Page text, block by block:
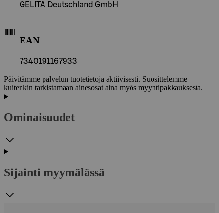
GELITA Deutschland GmbH
EAN
7340191167933
Päivitämme palvelun tuotetietoja aktiivisesti. Suosittelemme
kuitenkin tarkistamaan ainesosat aina myös myyntipakkauksesta.
Ominaisuudet
Sijainti myymälässä